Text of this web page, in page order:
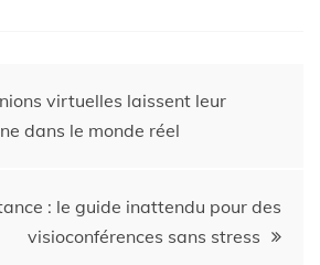
virtuelles laissent leur
dans le monde réel
: le guide inattendu pour des
visioconférences sans stress